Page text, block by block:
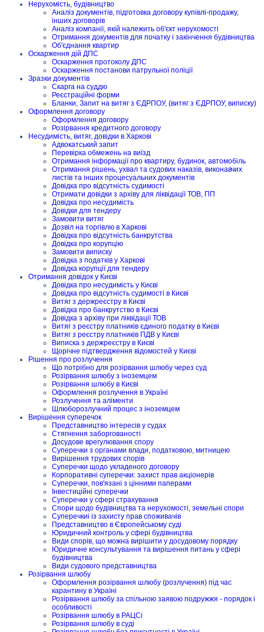
Нерухомість, будівництво
Аналіз документів, підготовка договору купівлі-продажу,
інших договорів
Аналіз компанії, якій належить об'єкт нерухомості
Отримання документів для початку і закінчення будівництва
Об'єднання квартир
Оскарження дій ДПС
Оскарження протоколу ДПС
Оскарження постанови патрульної поліції
Зразки документів
Скарга на суддю
Реєстраційні форми
Бланки, Запит на витяг з ЄДРПОУ, (витяг з ЄДРПОУ, виписку)
Оформлення договору
Оформлення договору
Розірвання кредитного договору
Несудимість, витяг, довідки в Харкові
Адвокатський запит
Перевірка обмежень на виїзд
Отримання інформації про квартиру, будинок, автомобіль
Отримання рішень, ухвал та судових наказів, виконавчих
листів та інших процесуальних документів
Довідка про відсутність судимості
Отримати довідки з архіву для ліквідації ТОВ, ПП
Довідка про несудимість
Довідки для тендеру
Замовити витяг
Дозвіл на торгівлю в Харкові
Довідка про відсутність банкрутства
Довідка про корупцію
Замовити виписку
Довідка з податків у Харкові
Довідка корупції для тендеру
Отримання довідок у Києві
Довідка про несудимість у Києві
Довідка про відсутність судимості в Києві
Витяг з держреєстру в Києві
Довідка про банкрутство в Києві
Довідка з архіву при ліквідації ТОВ
Витяг з реєстру платників єдиного податку в Києві
Витяг з реєстру платників ПДВ у Києві
Виписка з держреєстру в Києві
Щорічне підтвердження відомостей у Києві
Рішення про розлучення
Що потрібно для розірвання шлюбу через суд
Розірвання шлюбу з іноземцем
Розірвання шлюбу в Києві
Оформлення розлучення в Україні
Розлучення та аліменти
Шлюборозлучний процес з іноземцем
Вирішення суперечок
Представництво інтересів у судах
Стягнення заборгованості
Досудове врегулювання спору
Суперечки з органами влади, податковою, митницею
Вирішення трудових спорів
Суперечки щодо укладеного договору
Корпоративні суперечки: захист прав акціонерів
Суперечки, пов'язані з цінними паперами
Інвестиційні суперечки
Суперечки у сфері страхування
Спори щодо будівництва та нерухомості, земельні спори
Суперечкиі із захисту прав споживачів
Представництво в Європейському суді
Юридичний контроль у сфері будівництва
Види спорів, що можна вирішити у досудовому порядку
Юридичне консультування та вирішення питань у сфері
будівництва
Види судового представництва
Розірвання шлюбу
Оформлення розірвання шлюбу (розлучення) під час
карантину в Україні
Розірвання шлюбу за спільною заявою подружжя - порядок і
особливості
Розірвання шлюбу в РАЦСі
Розірвання шлюбу в суді